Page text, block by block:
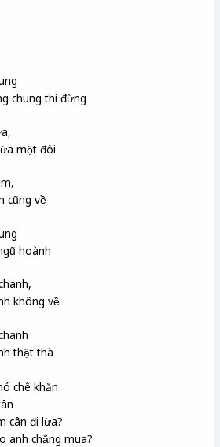
chung thì đừng
một đôi
cũng về
hoành
không về
thật thà
chê khăn
cân đi lừa?
anh chẳng mua?